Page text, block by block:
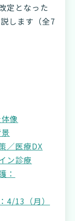
定となった
します（全7
像
／医療DX
ン診療
：
13（月）